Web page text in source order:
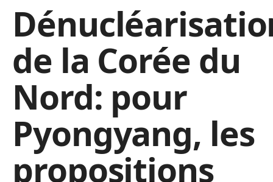
de la Corée du
Nord: pour
Pyongyang, les
propositions